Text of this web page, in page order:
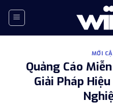
MỚI
Quảng Cáo
Giải Pháp